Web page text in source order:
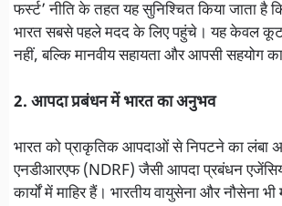
फर्स्ट’ नीति के तहत यह सुनिश्चित किया जाता है
भारत सबसे पहले मदद के लिए पहुंचे। यह केवल
नहीं, बल्कि मानवीय सहायता और आपसी सहयोग
2. आपदा प्रबंधन में भारत का अनुभव
भारत को प्राकृतिक आपदाओं से निपटने का लंबा
एनडीआरएफ (NDRF) जैसी आपदा प्रबंधन
कार्यों में माहिर हैं। भारतीय वायुसेना और नौसेना भी